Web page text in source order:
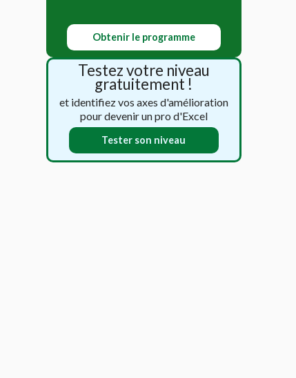
Obtenir le programme
Testez votre niveau
gratuitement !
et identifiez vos axes d'amélioration
pour devenir un pro d'Excel
Tester son niveau